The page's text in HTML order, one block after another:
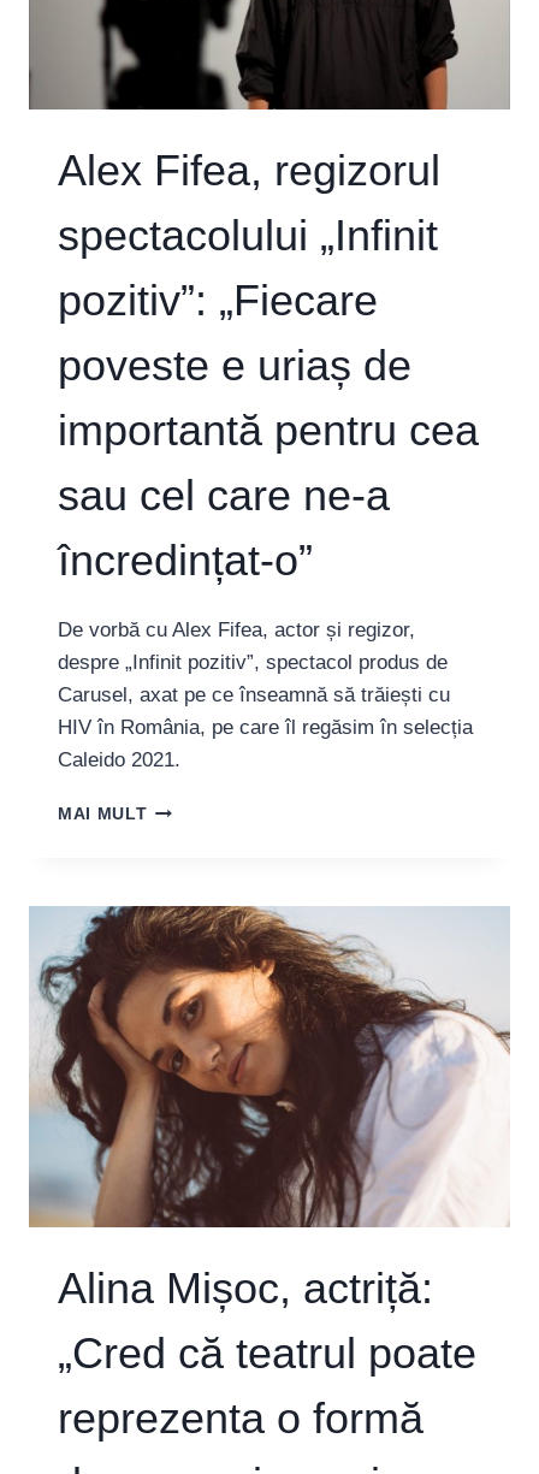
PENTRU
SCHIMBĂRI”
Alex Fifea, regizorul
spectacolului „Infinit
pozitiv”: „Fiecare
poveste e uriaș de
importantă pentru cea
sau cel care ne-a
încredințat-o”
De vorbă cu Alex Fifea, actor și regizor,
despre „Infinit pozitiv”, spectacol produs de
Carusel, axat pe ce înseamnă să trăiești cu
HIV în România, pe care îl regăsim în selecția
Caleido 2021.
MAI MULTALEX
„INFINIT
POZITIV”:
„FIECARE
POVESTE
URIAȘ
DE
IMPORTANTĂ
PENTRU
CEA
SAU
CEL
CARE
ÎNCREDINȚAT-
Alina Mișoc, actriță:
„Cred că teatrul poate
reprezenta o formă